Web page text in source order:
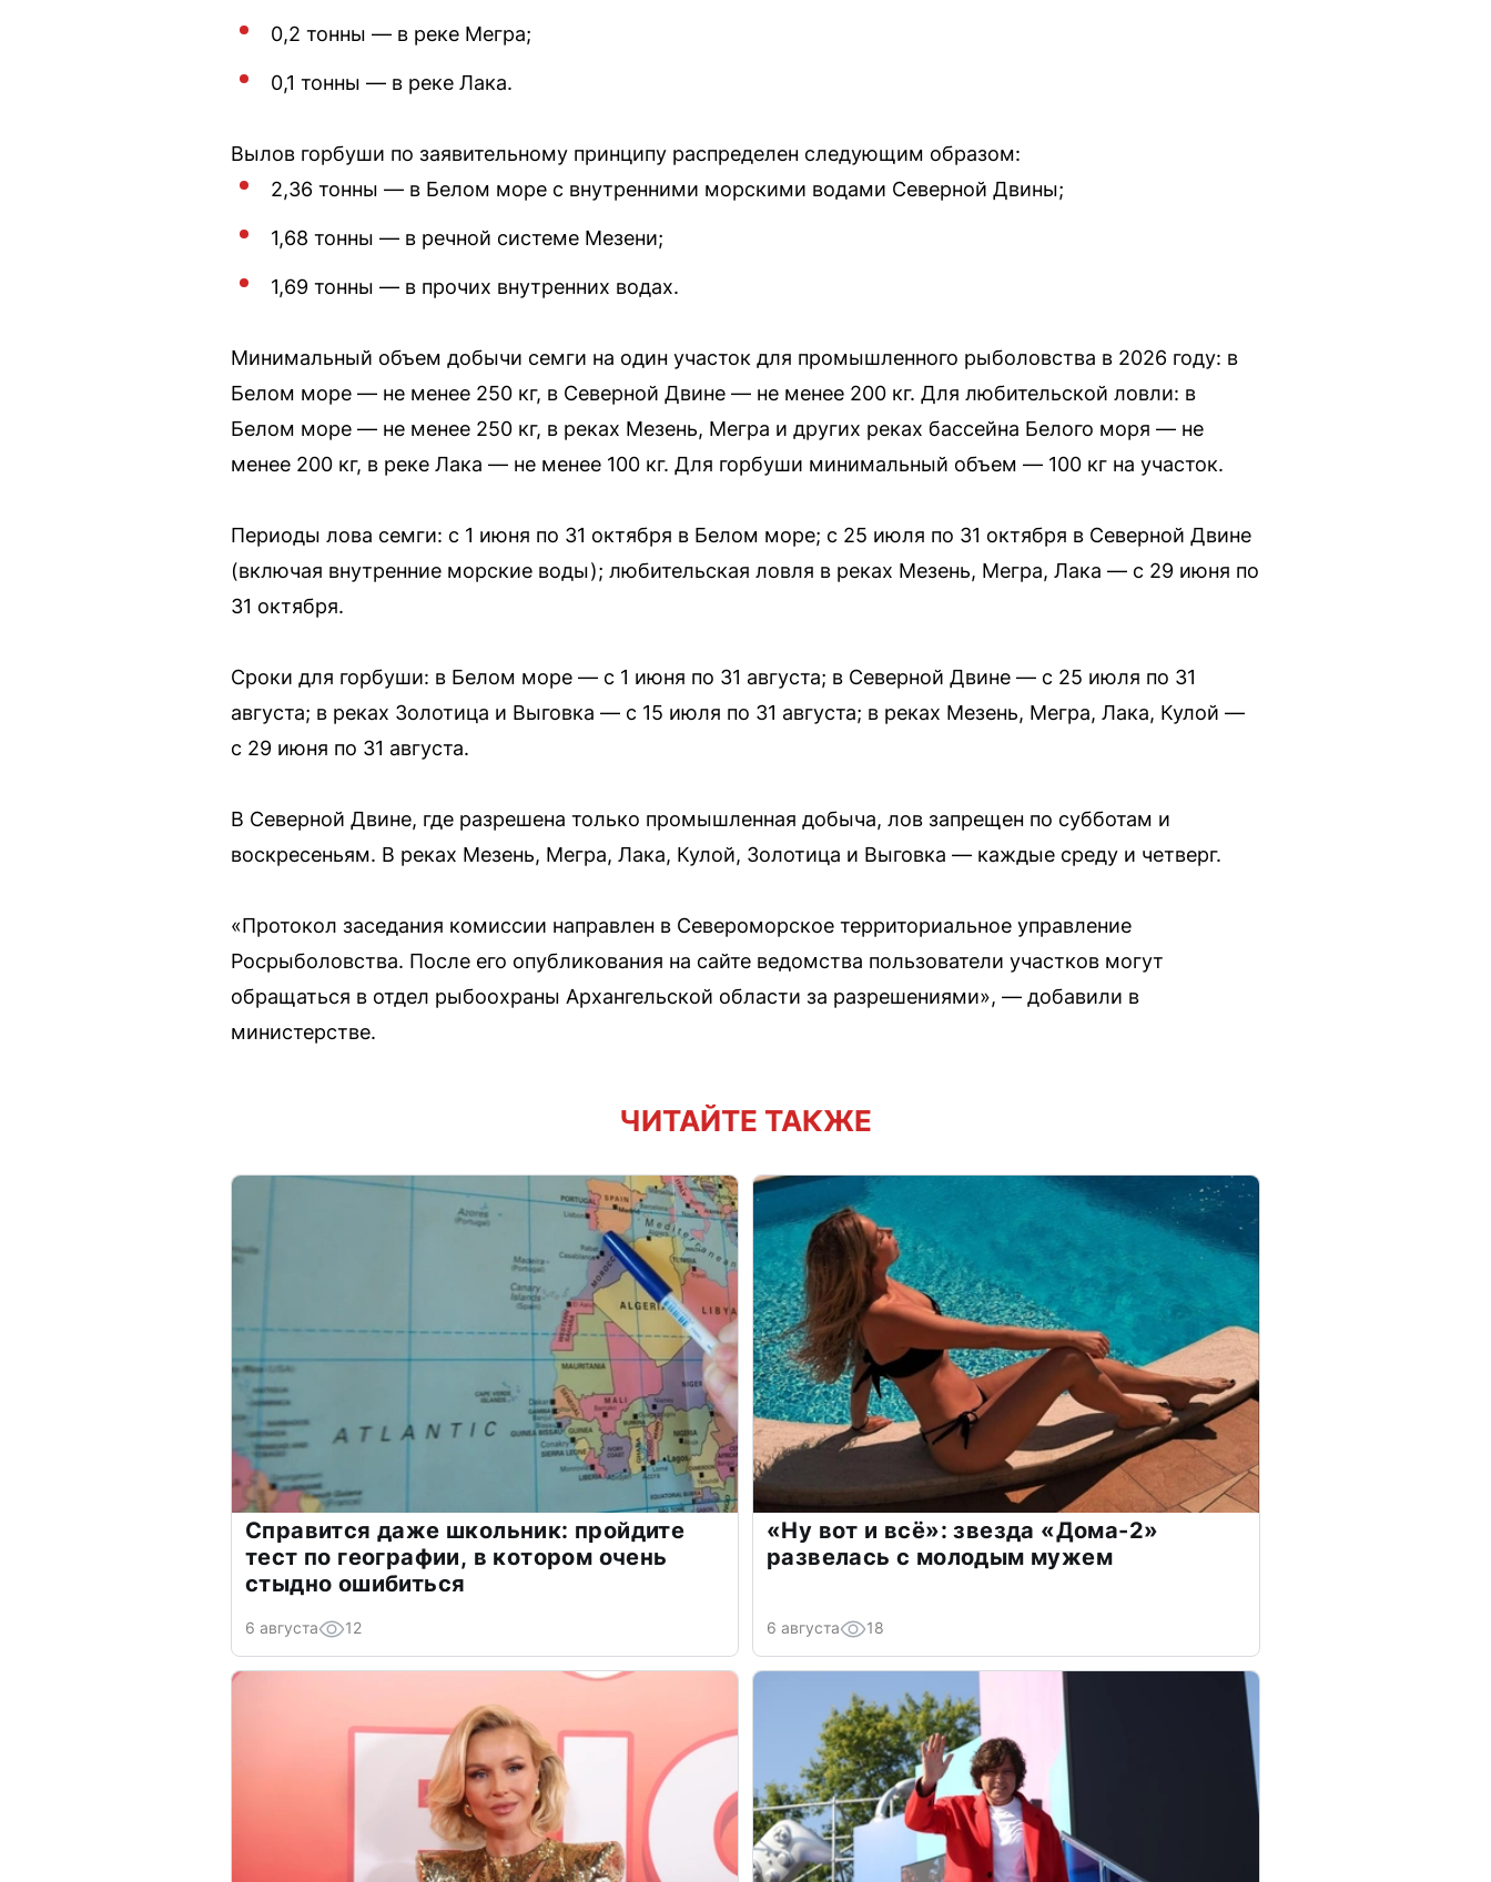
0,2 тонны — в реке Мегра;
0,1 тонны — в реке Лака.
Вылов горбуши по заявительному принципу распределен следующим образом:
2,36 тонны — в Белом море с внутренними морскими водами Северной Двины;
1,68 тонны — в речной системе Мезени;
1,69 тонны — в прочих внутренних водах.
Минимальный объем добычи семги на один участок для промышленного рыболовства в 2026 году: в
Белом море — не менее 250 кг, в Северной Двине — не менее 200 кг. Для любительской ловли: в
Белом море — не менее 250 кг, в реках Мезень, Мегра и других реках бассейна Белого моря — не
менее 200 кг, в реке Лака — не менее 100 кг. Для горбуши минимальный объем — 100 кг на участок.
Периоды лова семги: с 1 июня по 31 октября в Белом море; с 25 июля по 31 октября в Северной Двине
(включая внутренние морские воды); любительская ловля в реках Мезень, Мегра, Лака — с 29 июня по
31 октября.
Сроки для горбуши: в Белом море — с 1 июня по 31 августа; в Северной Двине — с 25 июля по 31
августа; в реках Золотица и Выговка — с 15 июля по 31 августа; в реках Мезень, Мегра, Лака, Кулой —
с 29 июня по 31 августа.
В Северной Двине, где разрешена только промышленная добыча, лов запрещен по субботам и
воскресеньям. В реках Мезень, Мегра, Лака, Кулой, Золотица и Выговка — каждые среду и четверг.
«Протокол заседания комиссии направлен в Североморское территориальное управление
Росрыболовства. После его опубликования на сайте ведомства пользователи участков могут
обращаться в отдел рыбоохраны Архангельской области за разрешениями», — добавили в
министерстве.
ЧИТАЙТЕ ТАКЖЕ
Справится даже школьник: пройдите
тест по географии, в котором очень
стыдно ошибиться
6 августа 12
«Ну вот и всё»: звезда «Дома-2»
развелась с молодым мужем
6 августа 18